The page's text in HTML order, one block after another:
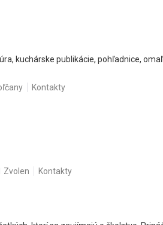
kuchárske publikácie, pohľadnice,
Kontakty
Zvolen Kontakty